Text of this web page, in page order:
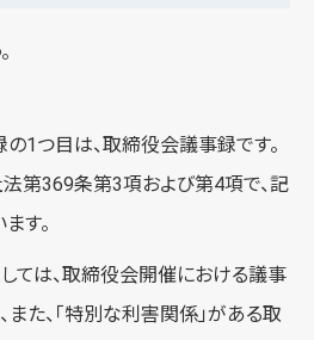
1つ目は、取締役会議事録です。
第369条第3項および第4項で、記
す。
ては、取締役会開催における議事
また、「特別な利害関係」がある取